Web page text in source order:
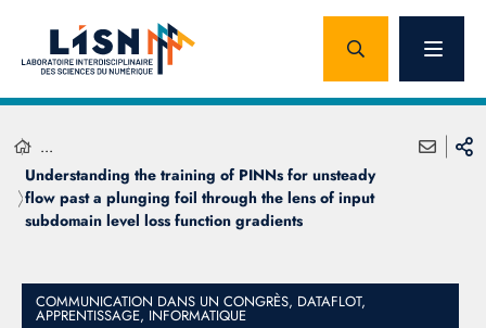
...
Understanding the training of PINNs for unsteady
flow past a plunging foil through the lens of input
subdomain level loss function gradients
COMMUNICATION DANS UN CONGRÈS, DATAFLOT,
APPRENTISSAGE, INFORMATIQUE